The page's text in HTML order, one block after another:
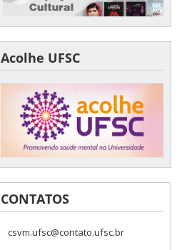
Acolhe UFSC
CONTATOS
csvm.ufsc@contato.ufsc.br